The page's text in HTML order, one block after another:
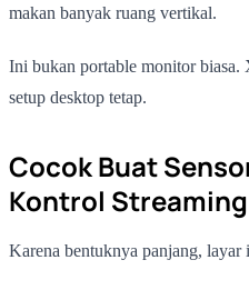
makan banyak ruang vertikal.
Ini bukan portable monitor
setup desktop tetap.
Cocok Buat
Kontrol Streaming
Karena bentuknya panjang,